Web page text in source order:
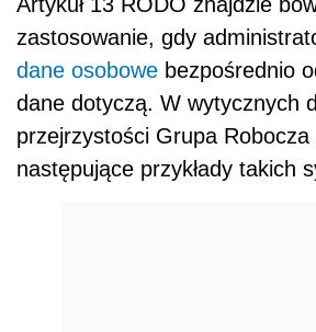
zastosowanie, gdy
dane osobowe bezpośrednio
dane dotyczą. W wytycznych
przejrzystości Grupa
następujące przykłady takich